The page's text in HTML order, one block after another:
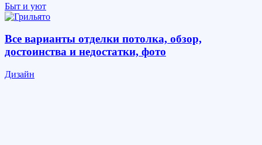
Быт и уют
Все варианты отделки потолка, обзор,
достоинства и недостатки, фото
Дизайн